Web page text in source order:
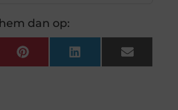
dan op:
Pinterest LinkedIn Email